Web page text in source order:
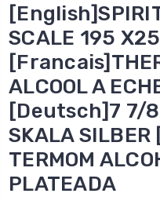
SCALE 195
ALCOOL A
[Deutsch]7 7/8
SKALA
TERMOM
PLATEADA